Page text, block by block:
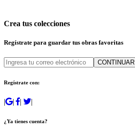
Crea tus colecciones
Regístrate para guardar tus obras favoritas
CONTINUAR
Regístrate con:
| | | |
¿Ya tienes cuenta?